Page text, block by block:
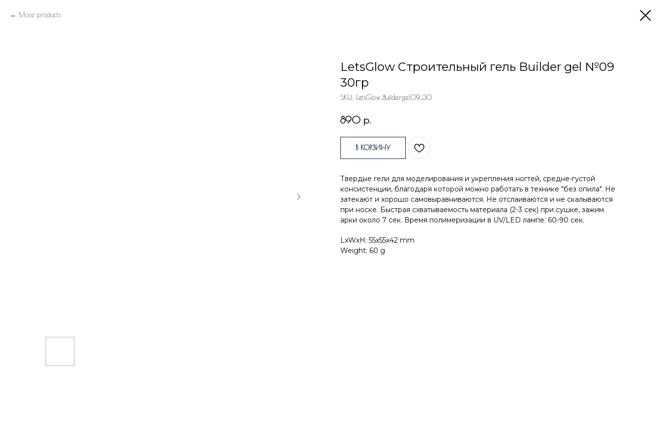
More products
LetsGlow Строительный гель Builder gel №09
30гр
SKU: LetsGlow_Buildergel09_30
890 р.
В КОРЗИНУ
Твердые гели для моделирования и укрепления ногтей, средне-густой
консистенции, благодаря которой можно работать в технике "без опила". Не
затекают и хорошо самовыравниваются. Не отслаиваются и не скалываются
при носке. Быстрая схватываемость материала (2-3 сек) при сушке, зажим
арки около 7 сек. Время полимеризации в UV/LED лампе: 60-90 сек.
LxWxH: 55x55x42 mm
Weight: 60 g